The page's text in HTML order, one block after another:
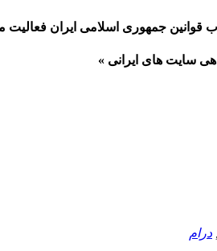
قوانین جمهوری اسلامی ایران فعالیت
سایت های ایرانی »
درام